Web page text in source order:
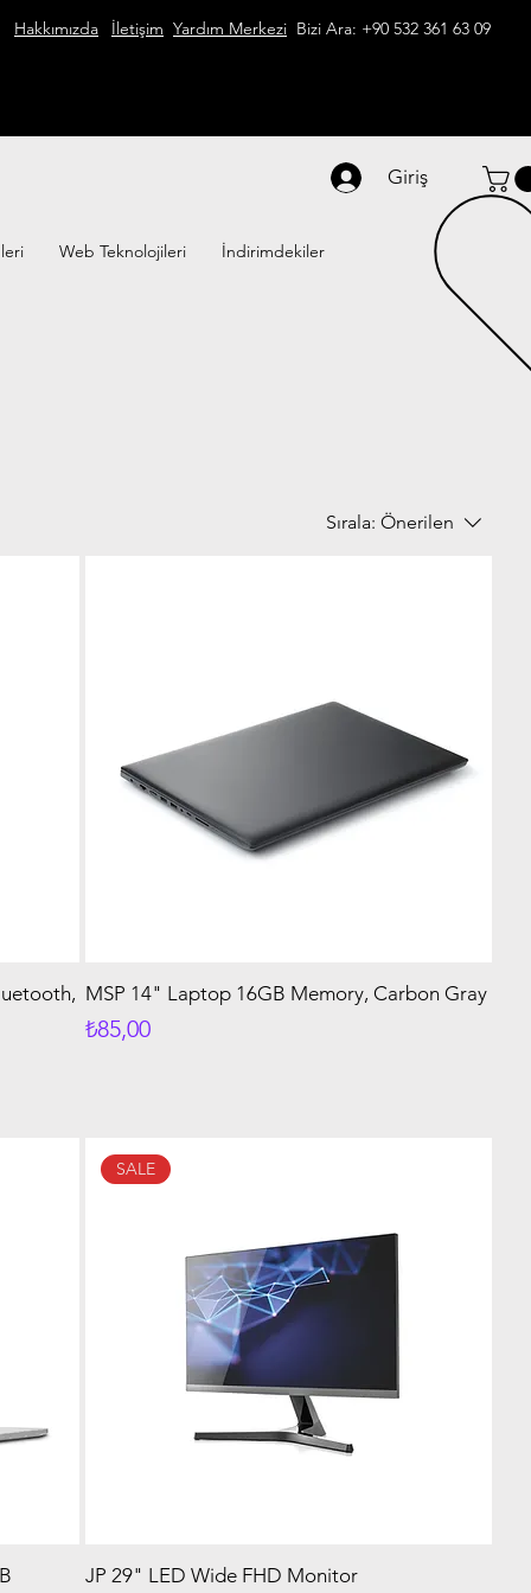
Hakkımızda İletişim Yardım Merkezi Bizi Ara: +90 532 361 63 09
Giriş
Web Teknolojileri İndirimdekiler
Sırala: Önerilen
MSP 14" Laptop 16GB Memory, Carbon Gray
Fiyat
₺85,00
SALE
JP 29" LED Wide FHD Monitor